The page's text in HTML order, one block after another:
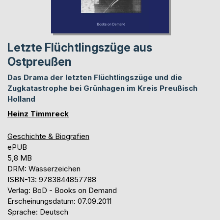
Letzte Flüchtlingszüge aus
Ostpreußen
Das Drama der letzten Flüchtlingszüge und die
Zugkatastrophe bei Grünhagen im Kreis Preußisch
Holland
Heinz Timmreck
Geschichte & Biografien
ePUB
5,8 MB
DRM: Wasserzeichen
ISBN-13: 9783844857788
Verlag: BoD - Books on Demand
Erscheinungsdatum: 07.09.2011
Sprache: Deutsch